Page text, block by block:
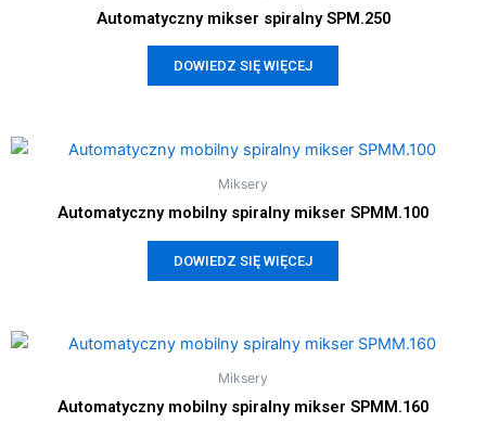
Automatyczny mikser spiralny SPM.250
DOWIEDZ SIĘ WIĘCEJ
Miksery
Automatyczny mobilny spiralny mikser SPMM.100
DOWIEDZ SIĘ WIĘCEJ
Miksery
Automatyczny mobilny spiralny mikser SPMM.160